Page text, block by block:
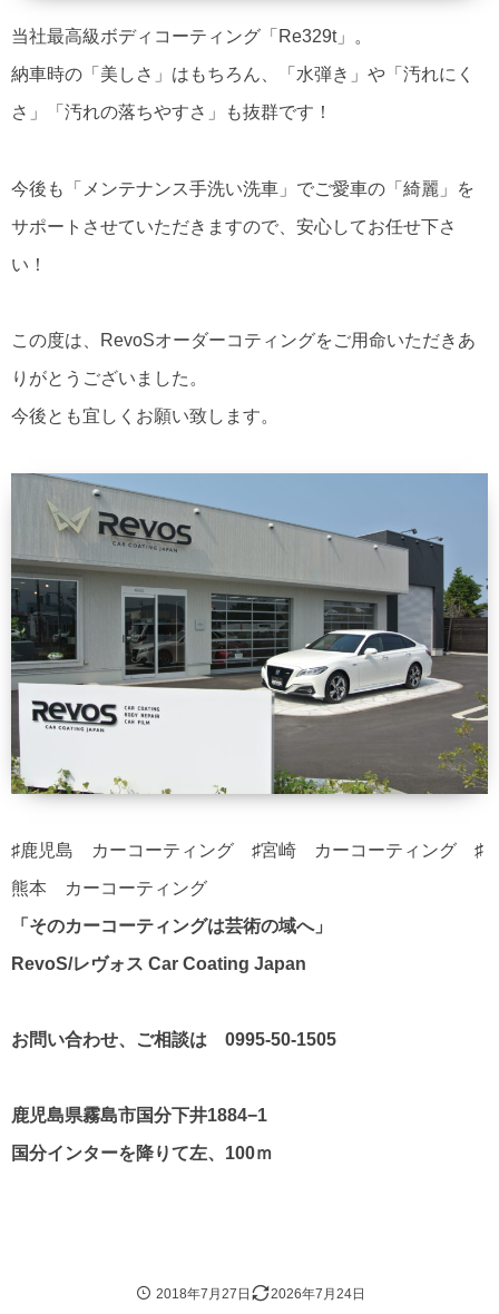
当社最高級ボディコーティング「Re329t」。
納車時の「美しさ」はもちろん、「水弾き」や「汚れにく
さ」「汚れの落ちやすさ」も抜群です！
今後も「メンテナンス手洗い洗車」でご愛車の「綺麗」を
サポートさせていただきますので、安心してお任せ下さ
い！
この度は、RevoSオーダーコティングをご用命いただきあ
りがとうございました。
今後とも宜しくお願い致します。
♯鹿児島 カーコーティング ♯宮崎 カーコーティング ♯
熊本 カーコーティング
「そのカーコーティングは芸術の域へ」
RevoS/レヴォス Car Coating Japan
お問い合わせ、ご相談は 0995-50-1505
鹿児島県霧島市国分下井1884−1
国分インターを降りて左、100ｍ
2018年7月27日 2026年7月24日